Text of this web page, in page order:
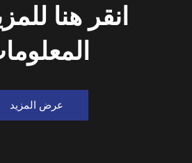
انقر هنا
عرض المزيد